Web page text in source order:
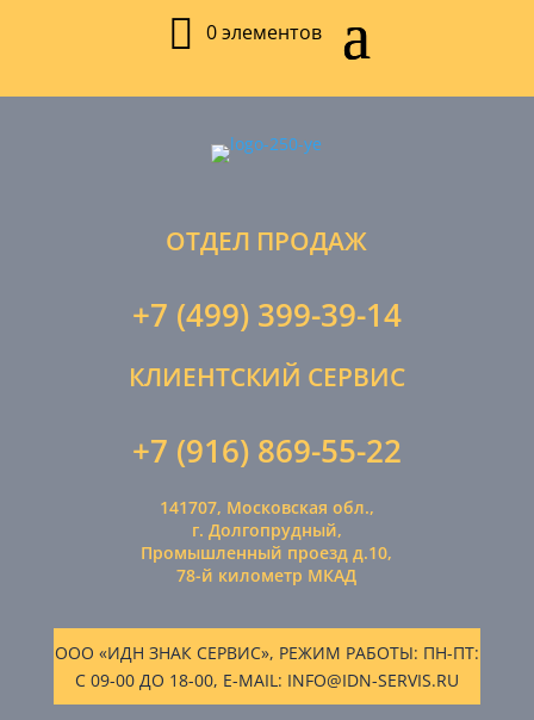
0 элементов
ОТДЕЛ ПРОДАЖ
+7 (499) 399-39-14
КЛИЕНТСКИЙ СЕРВИС
+7 (916) 869-55-22
141707, Московская обл.,
г. Долгопрудный,
Промышленный проезд д.10,
78-й километр МКАД
ООО «ИДН ЗНАК СЕРВИС», РЕЖИМ РАБОТЫ: ПН-ПТ:
С 09-00 ДО 18-00, E-MAIL: INFO@IDN-SERVIS.RU